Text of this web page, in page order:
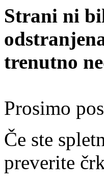
Strani ni
trenutno
Prosimo
Če ste
preverite